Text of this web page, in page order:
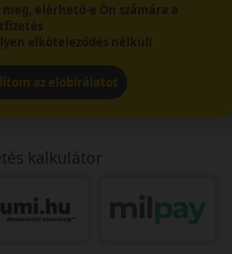
meg, elérhető-e Ön számára a
elköteleződés nélkül!
az előbírálatot
kalkulátor